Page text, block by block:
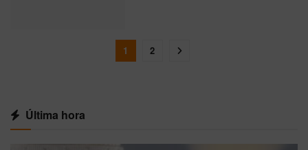
1 2
Última hora